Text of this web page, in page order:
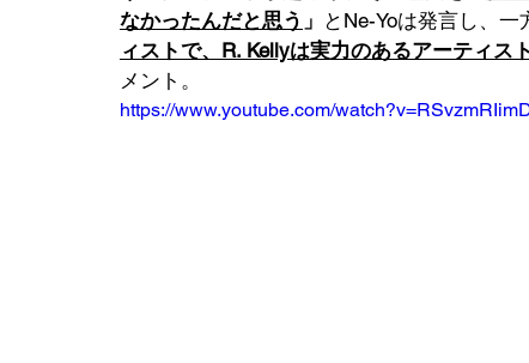
なかったんだと思う 」 とNe-Yoは発言し、
ィストで、R. Kellyは実力のあるアーティ
メント。
https://www.youtube.com/